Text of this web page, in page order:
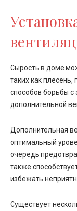
Сырость в доме
таких как
способов борьбы с
дополнительной
Дополнительная
оптимальный
очередь
также
избежать
Существует